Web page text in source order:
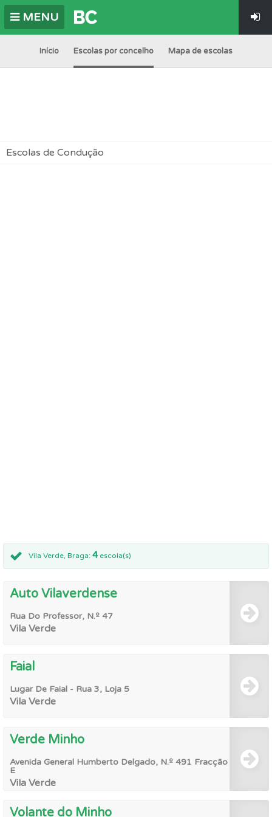
MENU
Início Escolas por concelho Mapa de escolas
Escolas de Condução
Vila Verde, Braga: 4escola(s)
Auto Vilaverdense
Rua Do Professor, N.º 47
Vila Verde
Faial
Lugar De Faial - Rua 3, Loja 5
Vila Verde
Verde Minho
Avenida General Humberto Delgado, N.º 491 Fracção
E
Vila Verde
Volante do Minho